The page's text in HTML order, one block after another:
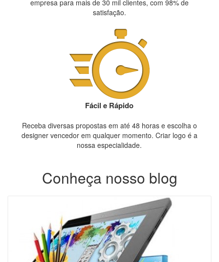
empresa para mais de 30 mil clientes, com 98% de
satisfação.
Fácil e Rápido
Receba diversas propostas em até 48 horas e escolha o
designer vencedor em qualquer momento. Criar logo é a
nossa especialidade.
Conheça nosso blog